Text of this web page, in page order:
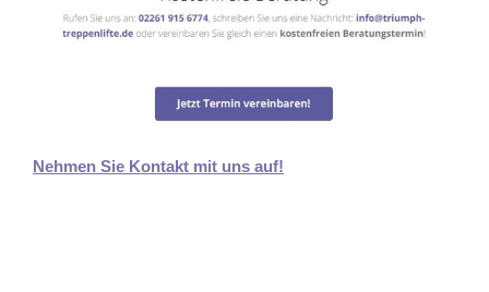
Nehmen Sie Kontakt mit uns auf!